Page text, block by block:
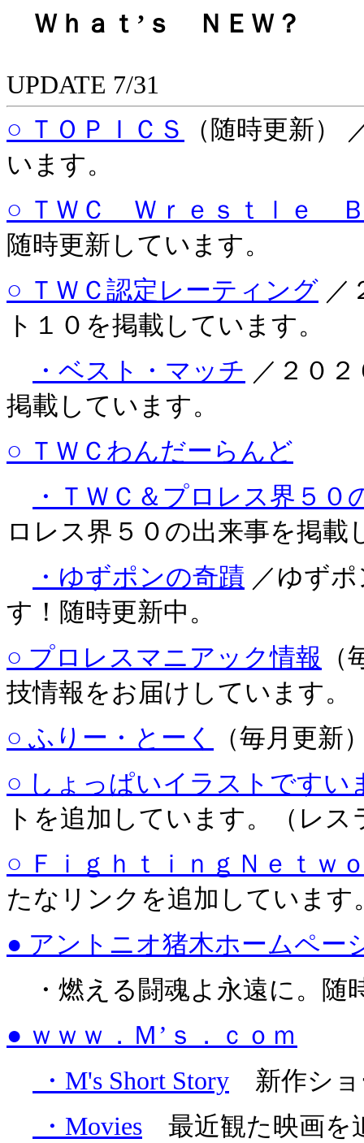
Ｗｈａｔ’ｓ ＮＥＷ？
UPDATE 7/31
○ ＴＯＰＩＣＳ
（随時更新）
います。
○ ＴＷＣ Ｗｒｅｓｔｌｅ
随時更新しています。
○ ＴＷＣ認定レーティング ／
ト１０を掲載しています。
・ベスト・マッチ ／２０
掲載しています。
○ ＴＷＣわんだーらんど
・ＴＷＣ＆プロレス界５０
ロレス界５０の出来事を掲載
・ゆずポンの奇蹟 ／ゆず
す！随時更新中。
○ プロレスマニアック情報
技情報をお届けしています。
○ ふりー・とーく
（毎月更
○ しょっぱいイラストですい
トを追加しています。（レ
○ ＦｉｇｈｔｉｎｇＮｅｔｗ
たなリンクを追加しています
● アントニオ猪木ホームペー
・燃える闘魂よ永遠に。随
● ｗｗｗ．Ｍ’ｓ．ｃｏｍ
・M's Short Story 新作ショ
・Movies 最近観た映画を